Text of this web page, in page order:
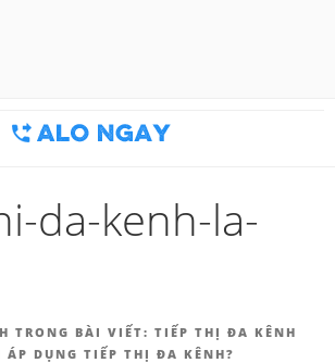
da-kenh-la-
TRONG BÀI VIẾT: TIẾP THỊ ĐA KÊNH
ÁP DỤNG TIẾP THỊ ĐA KÊNH?